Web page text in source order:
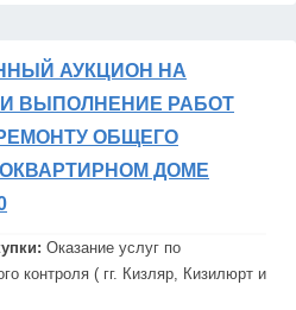
АУКЦИОН НА
ВЫПОЛНЕНИЕ РАБОТ
ОБЩЕГО
ДОМЕ
Оказание услуг по
контроля ( гг. Кизляр, Кизилюрт и